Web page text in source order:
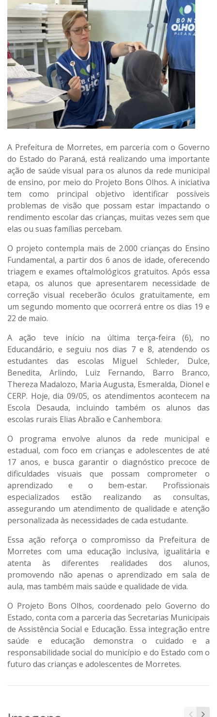
A Prefeitura de Morretes, em parceria com o Governo
do Estado do Paraná, está realizando uma importante
ação de saúde visual para os alunos da rede municipal
de ensino, por meio do Projeto Bons Olhos. A iniciativa
tem como principal objetivo identificar possíveis
problemas de visão que possam estar impactando o
rendimento escolar das crianças, muitas vezes sem que
elas ou suas famílias percebam.
O projeto contempla mais de 2.000 crianças do Ensino
Fundamental, a partir dos 6 anos de idade, oferecendo
triagem e exames oftalmológicos gratuitos. Após essa
etapa, os alunos que apresentarem necessidade de
correção visual receberão óculos gratuitamente, em
um segundo momento que ocorrerá entre os dias 19 e
22 de maio.
A ação teve início na última terça-feira (6), no
Educandário, e seguiu nos dias 7 e 8, atendendo os
estudantes das escolas Miguel Schleder, Dulce,
Benedita, Arlindo, Luiz Fernando, Barro Branco,
Thereza Madalozo, Maria Augusta, Esmeralda, Dionel e
CERP. Hoje, dia 09/05, os atendimentos acontecem na
Escola Desauda, incluindo também os alunos das
escolas rurais Elias Abraão e Canhembora.
O programa envolve alunos da rede municipal e
estadual, com foco em crianças e adolescentes de até
17 anos, e busca garantir o diagnóstico precoce de
dificuldades visuais que possam comprometer o
aprendizado e o bem-estar. Profissionais
especializados estão realizando as consultas,
assegurando um atendimento de qualidade e atenção
personalizada às necessidades de cada estudante.
Essa ação reforça o compromisso da Prefeitura de
Morretes com uma educação inclusiva, igualitária e
atenta às diferentes realidades dos alunos,
promovendo não apenas o aprendizado em sala de
aula, mas também mais saúde e qualidade de vida.
O Projeto Bons Olhos, coordenado pelo Governo do
Estado, conta com a parceria das Secretarias Municipais
de Assistência Social e Educação. Essa integração entre
saúde e educação demonstra o cuidado e a
responsabilidade social do município e do Estado com o
futuro das crianças e adolescentes de Morretes.